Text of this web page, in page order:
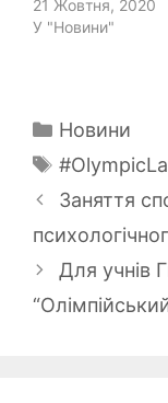
21 Жовтня, 2020
У "Новини"
Категорії
Новини
Позначки
Заняття
Для учнів